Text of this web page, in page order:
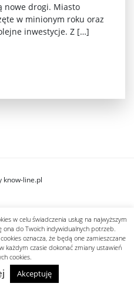
nowe drogi. Miasto
w minionym roku oraz
inwestycje. Z […]
know-line.pl
w celu świadczenia usług na najwyższym
ona do Twoich indywidualnych potrzeb.
oznacza, że będą one zamieszczane
każdym czasie dokonać zmiany ustawień
cookies.
Akceptuję